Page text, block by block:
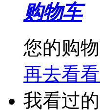
购物车
您的购
再去看
我看过的